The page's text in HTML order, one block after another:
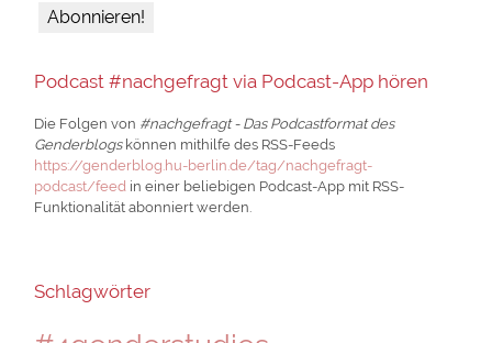
Podcast #nachgefragt via Podcast-App hören
Die Folgen von #nachgefragt - Das Podcastformat des
Genderblogskönnen mithilfe des RSS-Feeds
https://genderblog.hu-berlin.de/tag/nachgefragt-
podcast/feed in einer beliebigen Podcast-App mit RSS-
Funktionalität abonniert werden.
Schlagwörter